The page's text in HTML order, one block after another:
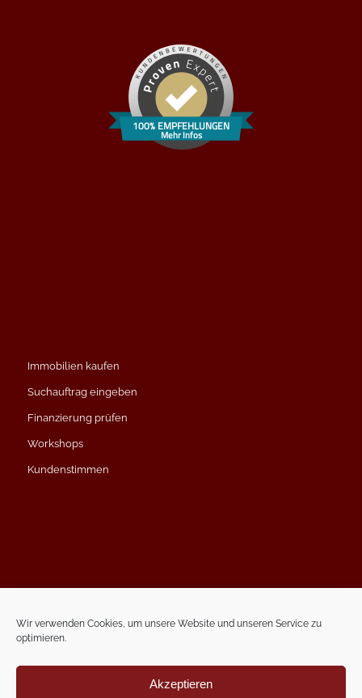
Wir verwenden Cookies, um unsere Website und unseren Service zu
optimieren.
Akzeptieren
100% EMPFEHLUNGEN
Mehr Infos
Immobilien kaufen
Suchauftrag eingeben
Finanzierung prüfen
Workshops
Kundenstimmen
Datenschutzerklärung